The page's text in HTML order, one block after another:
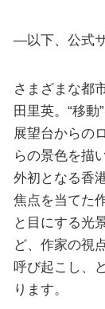
—以下、公式
さまざまな都
田里英。“移
展望台からの
らの景色を描
外初となる香
焦点を当てた
と目にする光
ど、作家の視
呼び起こし、
ります。